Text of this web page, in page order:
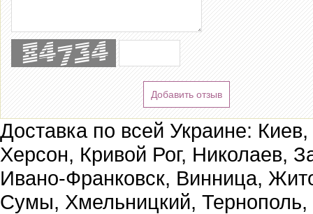
Добавить отзыв
Доставка по всей Украине:
Херсон, Кривой Рог, Николаев,
Ивано-Франковск, Винница,
Сумы, Хмельницкий, Тернополь,